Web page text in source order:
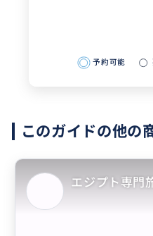
予約可能
このガイドの他の
エジプト専門